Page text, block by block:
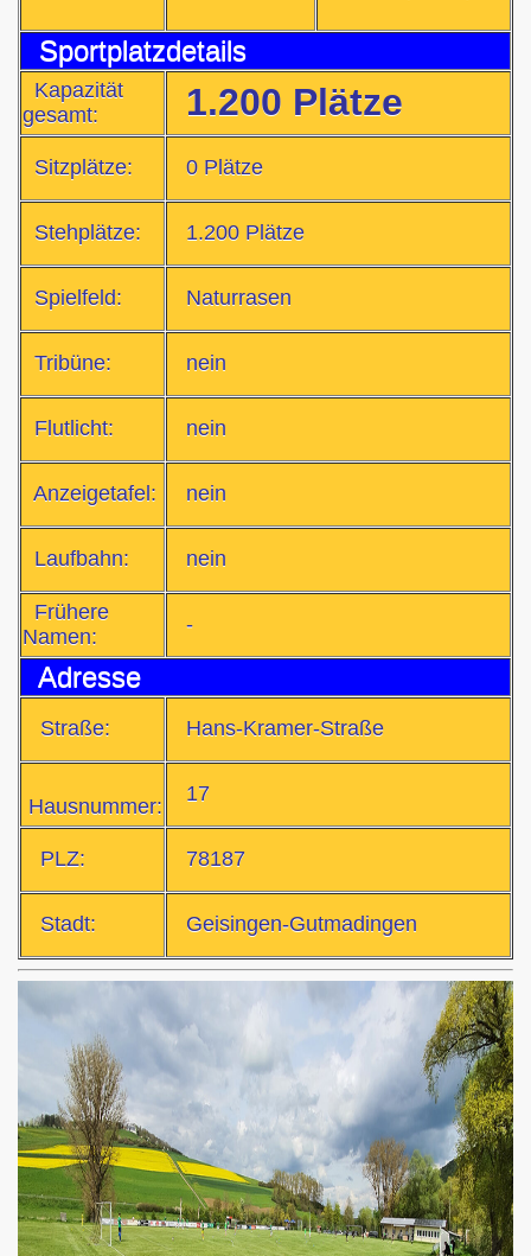
Sportplatzdetails
Kapazität
gesamt:
1.200 Plätze
Sitzplätze: 0 Plätze
Stehplätze: 1.200 Plätze
Spielfeld: Naturrasen
Tribüne: nein
Flutlicht: nein
Anzeigetafel: nein
Laufbahn: nein
Frühere
Namen:
-
Adresse
Straße: Hans-Kramer-Straße
Hausnummer:
17
PLZ: 78187
Stadt: Geisingen-Gutmadingen